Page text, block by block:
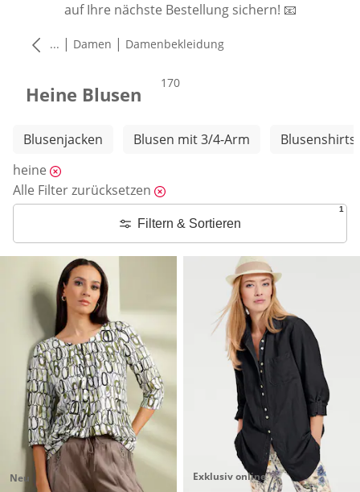
auf Ihre nächste Bestellung sichern! 📧
... | Damen | Damenbekleidung
Heine Blusen Produkte
170
Weitere Kategorien überspringen
Blusenjacken Blusen mit 3/4-Arm
Blusenshirts
heine
Alle Filter zurücksetzen
Filtern & Sortieren
1
Neu Exklusiv online